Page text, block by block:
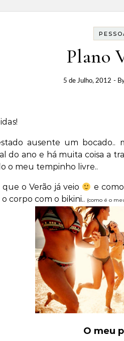
Plano
5 de Julho, 2012 -
ausente um bocado..
do ano e há muita coisa a
o meu tempinho livre..
o Verão já veio
e
corpo com o bikini.. (como é o
O meu